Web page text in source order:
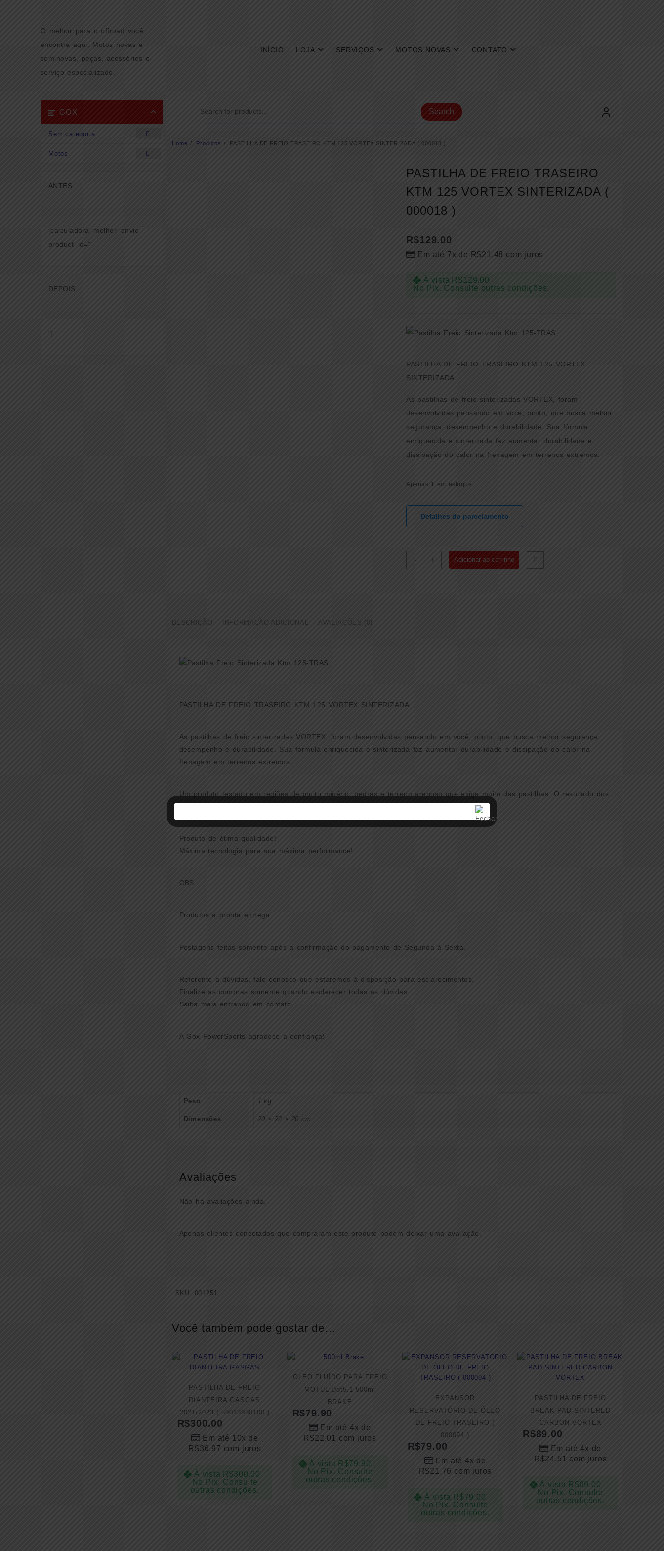
O melhor para o offroad você
encontra aqui: Motos novas e
seminovas, peças, acessórios e
serviço especializado.
INÍCIO LOJA SERVIÇOS MOTOS NOVAS CONTATO
GOX
Sem categoria
Motos
Search
Home Produtos PASTILHA DE FREIO TRASEIRO KTM 125 VORTEX SINTERIZADA ( 000018 )
PASTILHA DE FREIO TRASEIRO
KTM 125 VORTEX SINTERIZADA (
000018 )
R$129.00
Em até 7x de R$21.48 com juros
À vista R$129.00
No Pix. Consulte outras condições.
PASTILHA DE FREIO TRASEIRO KTM 125 VORTEX
SINTERIZADA
As pastilhas de freio sinterizadas VORTEX, foram
desenvolvidas pensando em você, piloto, que busca melhor
segurança, desempenho e durabilidade. Sua fórmula
enriquecida e sinterizada faz aumentar durabilidade e
dissipação do calor na frenagem em terrenos extremos.
Apenas 1 em estoque
Detalhes do parcelamento
-
PASTILHA
+ Adicionar ao carrinho
DESCRIÇÃO INFORMAÇÃO ADICIONAL AVALIAÇÕES (0)
PASTILHA DE FREIO TRASEIRO KTM 125 VORTEX SINTERIZADA
As pastilhas de freio sinterizadas VORTEX, foram desenvolvidas pensando em você, piloto, que busca melhor segurança,
desempenho e durabilidade. Sua fórmula enriquecida e sinterizada faz aumentar durabilidade e dissipação do calor na
frenagem em terrenos extremos.
Um produto testado em regiões de muito minério, pedras e terreno arenoso que exige muito das pastilhas. O resultado dos
Produto de ótima qualidade!
Máxima tecnologia para sua máxima performance!
OBS:
Produtos a pronta entrega.
Postagens feitas somente após a confirmação do pagamento de Segunda à Sexta.
Referente a dúvidas, fale conosco que estaremos à disposição para esclarecimentos.
Finalize as compras somente quando esclarecer todas as dúvidas.
Saiba mais entrando em contato.
A Gox PowerSports agradece a confiança!
Peso 1 kg
Dimensões 20 × 22 × 20 cm
Avaliações
Não há avaliações ainda.
Apenas clientes conectados que compraram este produto podem deixar uma avaliação.
SKU: 001251
Você também pode gostar de…
PASTILHA DE FREIO
DIANTEIRA GASGAS
2021/2023 ( 59013930100 )
R$300.00
Em até 10x de
R$36.97 com juros
À vista R$300.00
No Pix. Consulte
outras condições.
ÓLEO FLUÍDO PARA FREIO
MOTUL Dot5.1 500ml
BRAKE
R$79.90
Em até 4x de
R$22.01 com juros
À vista R$79.90
No Pix. Consulte
outras condições.
EXPANSOR
RESERVATÓRIO DE ÓLEO
DE FREIO TRASEIRO (
000094 )
R$79.00
Em até 4x de
R$21.76 com juros
À vista R$79.00
No Pix. Consulte
outras condições.
PASTILHA DE FREIO
BREAK PAD SINTERED
CARBON VORTEX
R$89.00
Em até 4x de
R$24.51 com juros
À vista R$89.00
No Pix. Consulte
outras condições.
ANTES
[calculadora_melhor_envio
product_id="
DEPOIS
"]